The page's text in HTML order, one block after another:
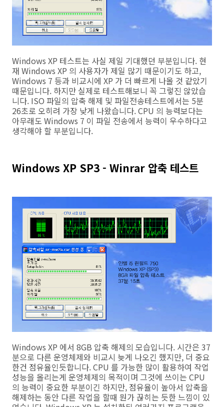
Windows XP 테스트는 사실 제일 기대했던 부분입니다. 현
재 Windows XP 의 사용자가 제일 많기 때문이기도 하고,
Windows 7 등과 비교시에 XP 가 더 빠르게 나올 것 같았기
때문입니다. 하지만 실제로 테스트해보니 꼭 그렇진 않았습
니다. ISO 파일의 압축 해제 및 파일전송테스트에서는 5분
26초로 오히려 가장 낮게 나왔습니다. CPU 의 능력보다는
아무래도 Windows 7 이 파일 전송에서 능력이 우수하다고
생각해야 할 부분입니다.
Windows XP SP3 - Winrar 압축 테스트
Windows XP 에서 8GB 압축 해제의 모습입니다. 시간은 37
분으로 다른 운영체제와 비교시 늦게 나오긴 했지만, 더 중요
한건 점유율인듯합니다. CPU 를 가능한 많이 활용하여 작업
성능을 올리는게 운영체제의 목적이며 그것에 쓰이는 CPU
의 능력이 중요한 부분이긴 하지만, 점유율이 높아서 압축을
해제하는 동안 다른 작업을 할때 뭔가 끊히는 듯한 느낌이 있